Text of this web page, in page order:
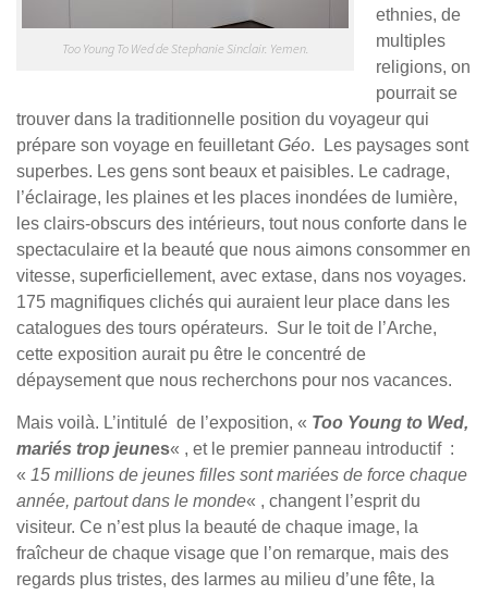
Too Young To Wed de Stephanie Sinclair. Yemen.
ethnies, de
multiples
religions, on
pourrait se
trouver dans la traditionnelle position du voyageur qui
prépare son voyage en feuilletantGéo. Les paysages sont
superbes. Les gens sont beaux et paisibles. Le cadrage,
l’éclairage, les plaines et les places inondées de lumière,
les clairs-obscurs des intérieurs, tout nous conforte dans le
spectaculaire et la beauté que nous aimons consommer en
vitesse, superficiellement, avec extase, dans nos voyages.
175 magnifiques clichés qui auraient leur place dans les
catalogues des tours opérateurs. Sur le toit de l’Arche,
cette exposition aurait pu être le concentré de
dépaysement que nous recherchons pour nos vacances.
Mais voilà. L’intitulé de l’exposition, « Too Young to Wed,
mariés trop jeunes« , et le premier panneau introductif :
« 15 millions de jeunes filles sont mariées de force chaque
année, partout dans le monde« , changent l’esprit du
visiteur. Ce n’est plus la beauté de chaque image, la
fraîcheur de chaque visage que l’on remarque, mais des
regards plus tristes, des larmes au milieu d’une fête, la